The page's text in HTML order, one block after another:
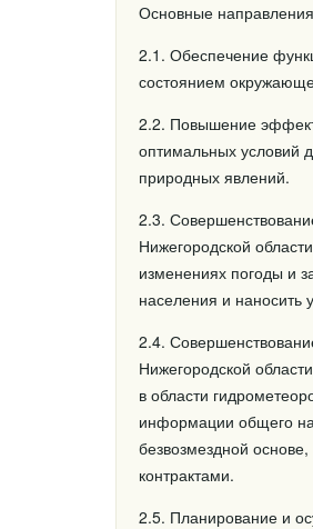
Основные
2.1. Обеспечение
состоянием
2.2. Повышение
оптимальных условий
природных явлений.
2.3.
Нижегородской
изменениях погоды и
населения и
2.4.
Нижегородской
в области
информации общего
безвозмездной
контрактами.
2.5. Планирование и